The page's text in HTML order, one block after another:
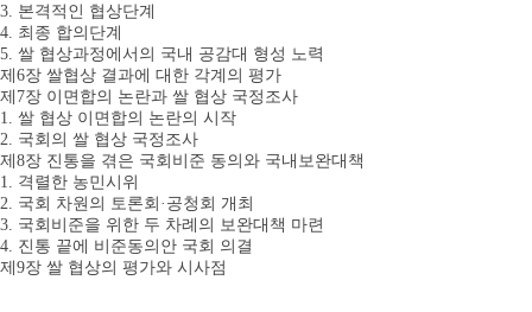
3. 본격적인 협상단계
4. 최종 합의단계
5. 쌀 협상과정에서의 국내 공감대 형성 노력
제6장 쌀협상 결과에 대한 각계의 평가
제7장 이면합의 논란과 쌀 협상 국정조사
1. 쌀 협상 이면합의 논란의 시작
2. 국회의 쌀 협상 국정조사
제8장 진통을 겪은 국회비준 동의와 국내보완대책
1. 격렬한 농민시위
2. 국회 차원의 토론회·공청회 개최
3. 국회비준을 위한 두 차례의 보완대책 마련
4. 진통 끝에 비준동의안 국회 의결
제9장 쌀 협상의 평가와 시사점